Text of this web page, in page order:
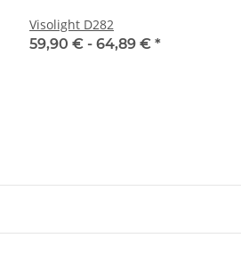
Visolight D282
59,90 € - 64,89 € *